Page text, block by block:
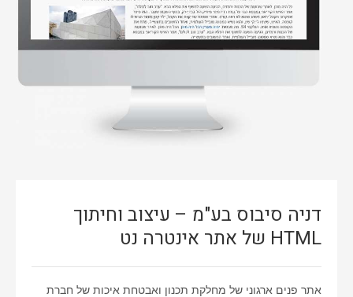
דניה סיבוס בע"מ – עיצוב וחיתוך
HTML של אתר אינטרה נט
אתר פנים ארגוני של מחלקת תכנון ואבטחת איכות של חברת